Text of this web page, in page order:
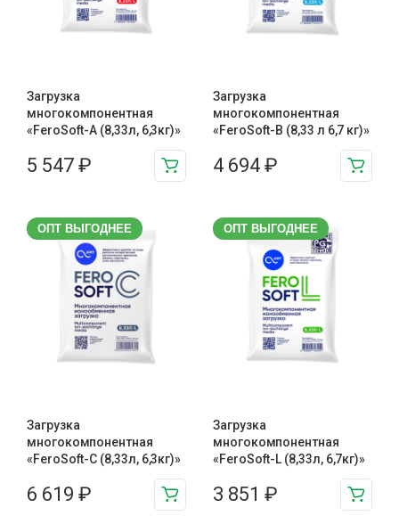
Загрузка
многокомпонентная
«FeroSoft-A (8,33л, 6,3кг)»
5 547 ₽
Загрузка
многокомпонентная
«FeroSoft-B (8,33 л 6,7 кг)»
4 694 ₽
ОПТ ВЫГОДНЕЕ
Загрузка
многокомпонентная
«FeroSoft-C (8,33л, 6,3кг)»
6 619 ₽
ОПТ ВЫГОДНЕЕ
Загрузка
многокомпонентная
«FeroSoft-L (8,33л, 6,7кг)»
3 851 ₽